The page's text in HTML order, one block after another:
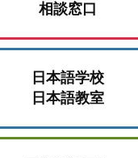
相談窓口
日本語学校
日本語教室